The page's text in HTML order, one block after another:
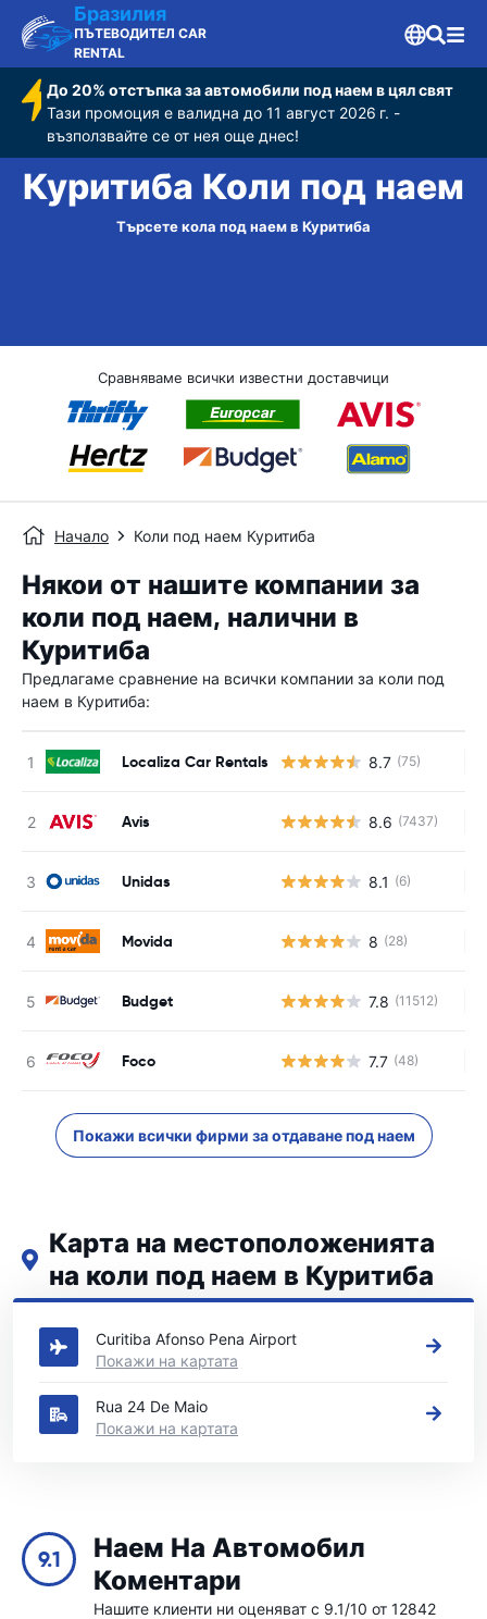
Бразилия
ПЪТЕВОДИТЕЛ CAR
RENTAL
До 20% отстъпка за автомобили под наем в цял свят
Тази промоция е валидна до 11 август 2026 г. -
възползвайте се от нея още днес!
Куритиба Коли под наем
Търсете кола под наем в Куритиба
Сравняваме всички известни доставчици
Начало Коли под наем Куритиба
Някои от нашите компании за
коли под наем, налични в
Куритиба
Предлагаме сравнение на всички компании за коли под
наем в Куритиба:
Localiza Car Rentals 8.7 (75)
Avis 8.6 (7437)
Unidas 8.1 (6)
Movida 8 (28)
Budget 7.8 (11512)
Foco 7.7 (48)
Покажи всички фирми за отдаване под наем
Карта на местоположенията
на коли под наем в Куритиба
Вижте нашите основни места за коли под наем в Куритиба
Curitiba Afonso Pena Airport
Покажи на картата
Rua 24 De Maio
Покажи на картата
9.1
Наем На Автомобил
Коментари
Нашите клиенти ни оценяват с 9.1/10 от 12842